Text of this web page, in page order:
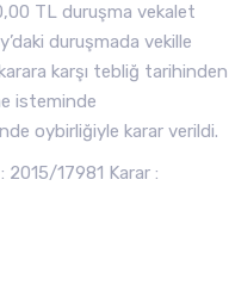
TL duruşma vekalet
duruşmada vekille
karşı tebliğ tarihinden
isteminde
oybirliğiyle karar verildi.
2015/17981 Karar :